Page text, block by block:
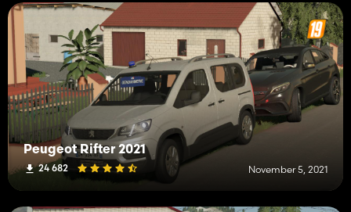
Peugeot Rifter 2021
24 682 November 5, 2021